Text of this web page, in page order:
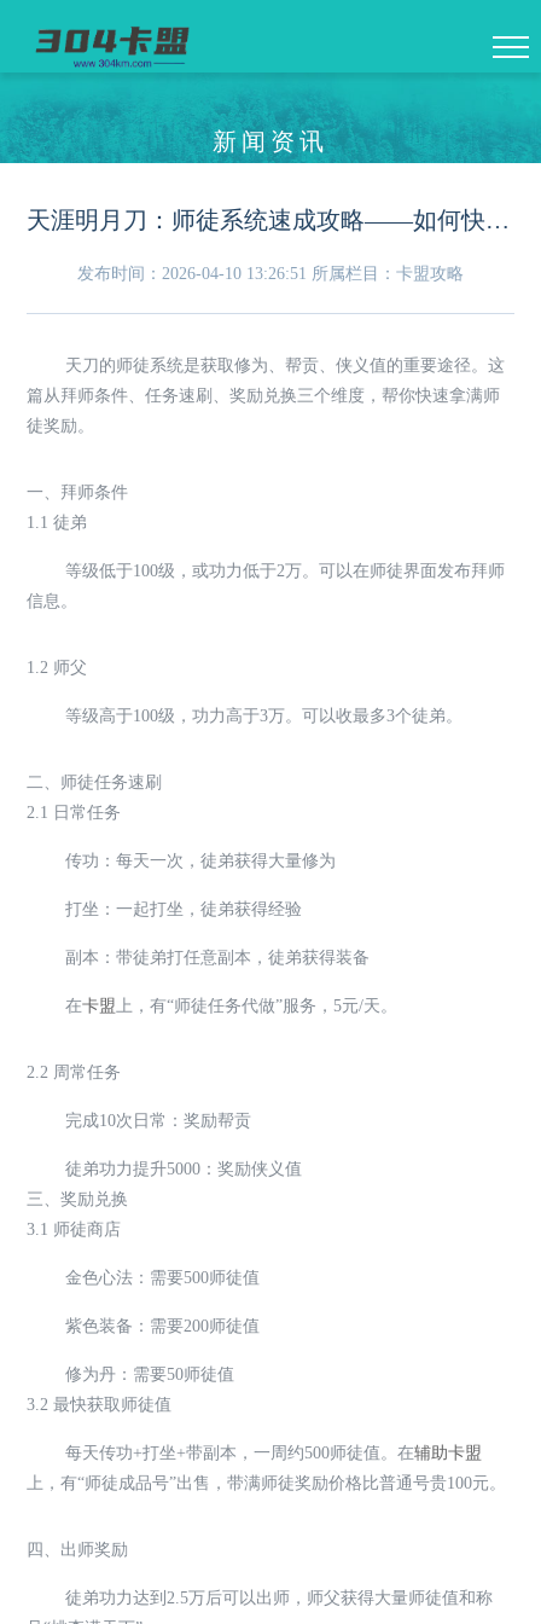
新闻资讯
天涯明月刀：师徒系统速成攻略——如何快速拿到师徒奖励
发布时间：2026-04-10 13:26:51 所属栏目：卡盟攻略
天刀的师徒系统是获取修为、帮贡、侠义值的重要途径。这
篇从拜师条件、任务速刷、奖励兑换三个维度，帮你快速拿满师
徒奖励。
一、拜师条件
1.1 徒弟
等级低于100级，或功力低于2万。可以在师徒界面发布拜师
信息。
1.2 师父
等级高于100级，功力高于3万。可以收最多3个徒弟。
二、师徒任务速刷
2.1 日常任务
传功：每天一次，徒弟获得大量修为
打坐：一起打坐，徒弟获得经验
副本：带徒弟打任意副本，徒弟获得装备
在卡盟上，有“师徒任务代做”服务，5元/天。
2.2 周常任务
完成10次日常：奖励帮贡
徒弟功力提升5000：奖励侠义值
三、奖励兑换
3.1 师徒商店
金色心法：需要500师徒值
紫色装备：需要200师徒值
修为丹：需要50师徒值
3.2 最快获取师徒值
每天传功+打坐+带副本，一周约500师徒值。在辅助卡盟
上，有“师徒成品号”出售，带满师徒奖励价格比普通号贵100元。
四、出师奖励
徒弟功力达到2.5万后可以出师，师父获得大量师徒值和称